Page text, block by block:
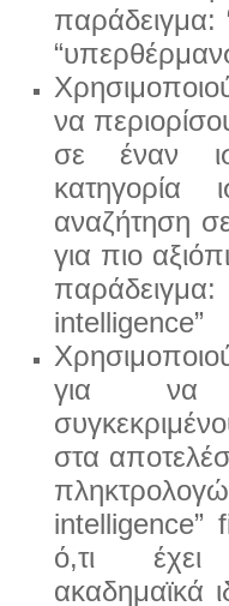
παράδειγμα:
να
σε έναν
κατηγορία
αναζήτηση
για πιο
πα
intelligence”
για να
στα αποτελέ
intelligence”
ό,τι
ακαδημαϊκά